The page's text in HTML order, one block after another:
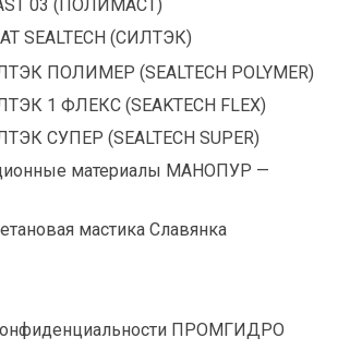
03 (ПОЛИМАСТ)
SEALTECH (СИЛТЭК)
ПОЛИМЕР (SEALTECH POLYMER)
1 ФЛЕКС (SEAKTECH FLEX)
СУПЕР (SEALTECH SUPER)
материалы МАНОПУР —
мастика Славянка
ПРОМГИДРО